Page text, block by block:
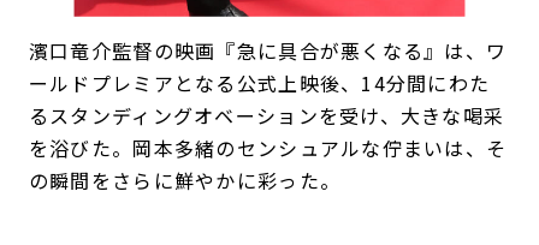
濱口竜介監督の映画『急に具合が悪くなる』は、ワ
ールドプレミアとなる公式上映後、14分間にわた
るスタンディングオベーションを受け、大きな喝采
を浴びた。岡本多緒のセンシュアルな佇まいは、そ
の瞬間をさらに鮮やかに彩った。